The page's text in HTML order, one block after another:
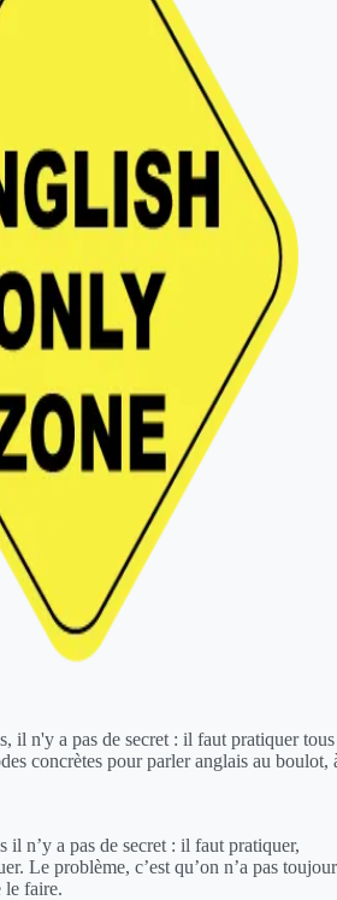
il n'y a pas de secret : il faut pratiquer tous
concrètes pour parler anglais au boulot,
il n’y a pas de secret : il faut pratiquer,
Le problème, c’est qu’on n’a pas
le faire.